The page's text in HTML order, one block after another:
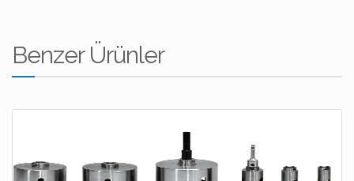
Benzer Ürünler